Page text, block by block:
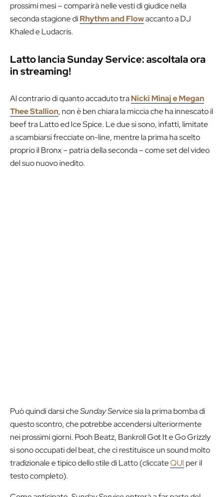
prossimi mesi – comparirà nelle vesti di giudice nella
seconda stagione diRhythm and Flowaccanto a DJ
Khaled e Ludacris.
Latto lancia Sunday Service: ascoltala ora
in streaming!
Al contrario di quanto accaduto traNicki Minaj e Megan
Thee Stallion, non è ben chiara la miccia che ha innescato il
beef tra Latto ed Ice Spice. Le due si sono, infatti, limitate
a scambiarsi frecciate on-line, mentre la prima ha scelto
proprio il Bronx – patria della seconda – come set del video
del suo nuovo inedito.
Può quindi darsi cheSunday Servicesia la prima bomba di
questo scontro, che potrebbe accendersi ulteriormente
nei prossimi giorni. Pooh Beatz, Bankroll Got It e Go Grizzly
si sono occupati del beat, che ci restituisce un sound molto
tradizionale e tipico dello stile di Latto (cliccateQUI per il
testo completo).